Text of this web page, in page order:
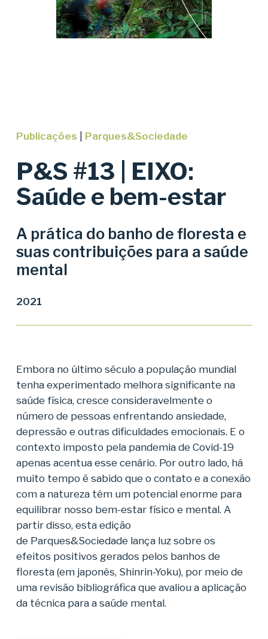
Publicações Parques&Sociedade
P&S #13 | EIXO:
Saúde e bem-estar
A prática do banho de floresta e
suas contribuições para a saúde
mental
2021
Embora no último século a população mundial
tenha experimentado melhora significante na
saúde física, cresce consideravelmente o
número de pessoas enfrentando ansiedade,
depressão e outras dificuldades emocionais. E o
contexto imposto pela pandemia de Covid-19
apenas acentua esse cenário. Por outro lado, há
muito tempo é sabido que o contato e a conexão
com a natureza têm um potencial enorme para
equilibrar nosso bem-estar físico e mental. A
partir disso, esta edição
de Parques&Sociedade lança luz sobre os
efeitos positivos gerados pelos banhos de
floresta (em japonês, Shinrin-Yoku), por meio de
uma revisão bibliográfica que avaliou a aplicação
da técnica para a saúde mental.